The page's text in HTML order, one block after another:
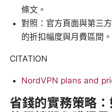
條文。
對照：官方頁面與第三
的折扣幅度與月費區間。
CITATION
NordVPN plans and
省錢的實務策略